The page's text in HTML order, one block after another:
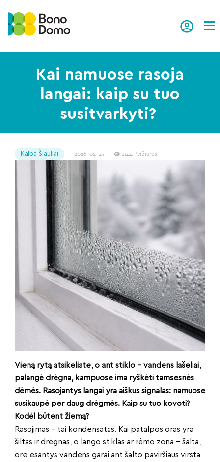
Kai namuose rasoja
langai: kaip su tuo
susitvarkyti?
Kalba Šiauliai 2026-02-13 1144 Peržiūros
Vieną rytą atsikeliate, o ant stiklo – vandens lašeliai,
palangė drėgna, kampuose ima ryškėti tamsesnės
dėmės. Rasojantys langai yra aiškus signalas: namuose
susikaupė per daug drėgmės. Kaip su tuo kovoti?
Kodėl būtent žiemą?
Rasojimas – tai kondensatas. Kai patalpos oras yra
šiltas ir drėgnas, o lango stiklas ar rėmo zona – šalta,
ore esantys vandens garai ant šalto paviršiaus virsta